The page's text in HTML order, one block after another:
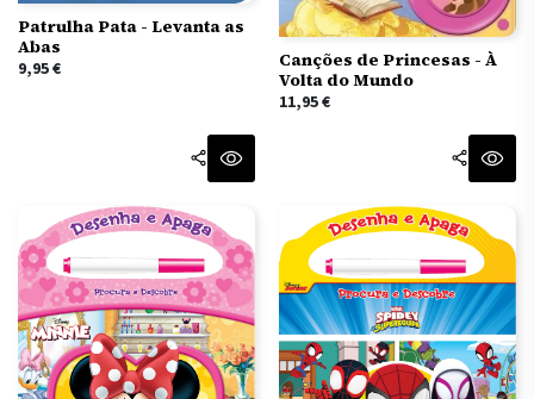
Patrulha Pata - Levanta as
Abas
9,95€
Canções de Princesas - À
Volta do Mundo
11,95€